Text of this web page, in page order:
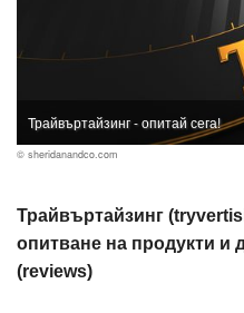
Трайвъртайзинг - опитай сега!
© sheridanandco.com
Трайвъртайзинг
опитване на продукти и
(reviews)